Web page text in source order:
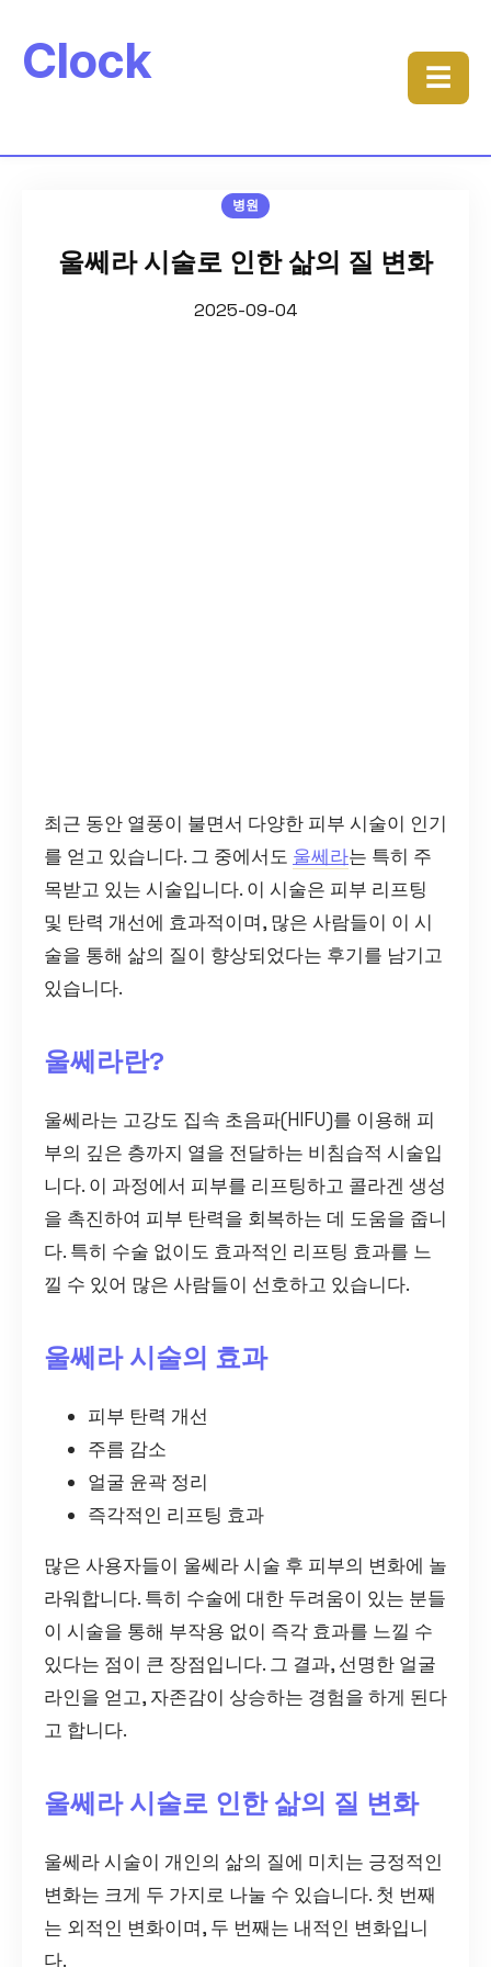
Clock ☰
병원
울쎄라 시술로 인한 삶의 질 변화
2025-09-04
최근 동안 열풍이 불면서 다양한 피부 시술이 인기
를 얻고 있습니다. 그 중에서도 울쎄라는 특히 주
목받고 있는 시술입니다. 이 시술은 피부 리프팅
및 탄력 개선에 효과적이며, 많은 사람들이 이 시
술을 통해 삶의 질이 향상되었다는 후기를 남기고
있습니다.
울쎄라란?
울쎄라는 고강도 집속 초음파(HIFU)를 이용해 피
부의 깊은 층까지 열을 전달하는 비침습적 시술입
니다. 이 과정에서 피부를 리프팅하고 콜라겐 생성
을 촉진하여 피부 탄력을 회복하는 데 도움을 줍니
다. 특히 수술 없이도 효과적인 리프팅 효과를 느
낄 수 있어 많은 사람들이 선호하고 있습니다.
울쎄라 시술의 효과
피부 탄력 개선
주름 감소
얼굴 윤곽 정리
즉각적인 리프팅 효과
많은 사용자들이 울쎄라 시술 후 피부의 변화에 놀
라워합니다. 특히 수술에 대한 두려움이 있는 분들
이 시술을 통해 부작용 없이 즉각 효과를 느낄 수
있다는 점이 큰 장점입니다. 그 결과, 선명한 얼굴
라인을 얻고, 자존감이 상승하는 경험을 하게 된다
고 합니다.
울쎄라 시술로 인한 삶의 질 변화
울쎄라 시술이 개인의 삶의 질에 미치는 긍정적인
변화는 크게 두 가지로 나눌 수 있습니다. 첫 번째
는 외적인 변화이며, 두 번째는 내적인 변화입니
다.